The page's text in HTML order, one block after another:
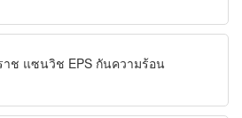
าช แซนวิช EPS กันความร้อน